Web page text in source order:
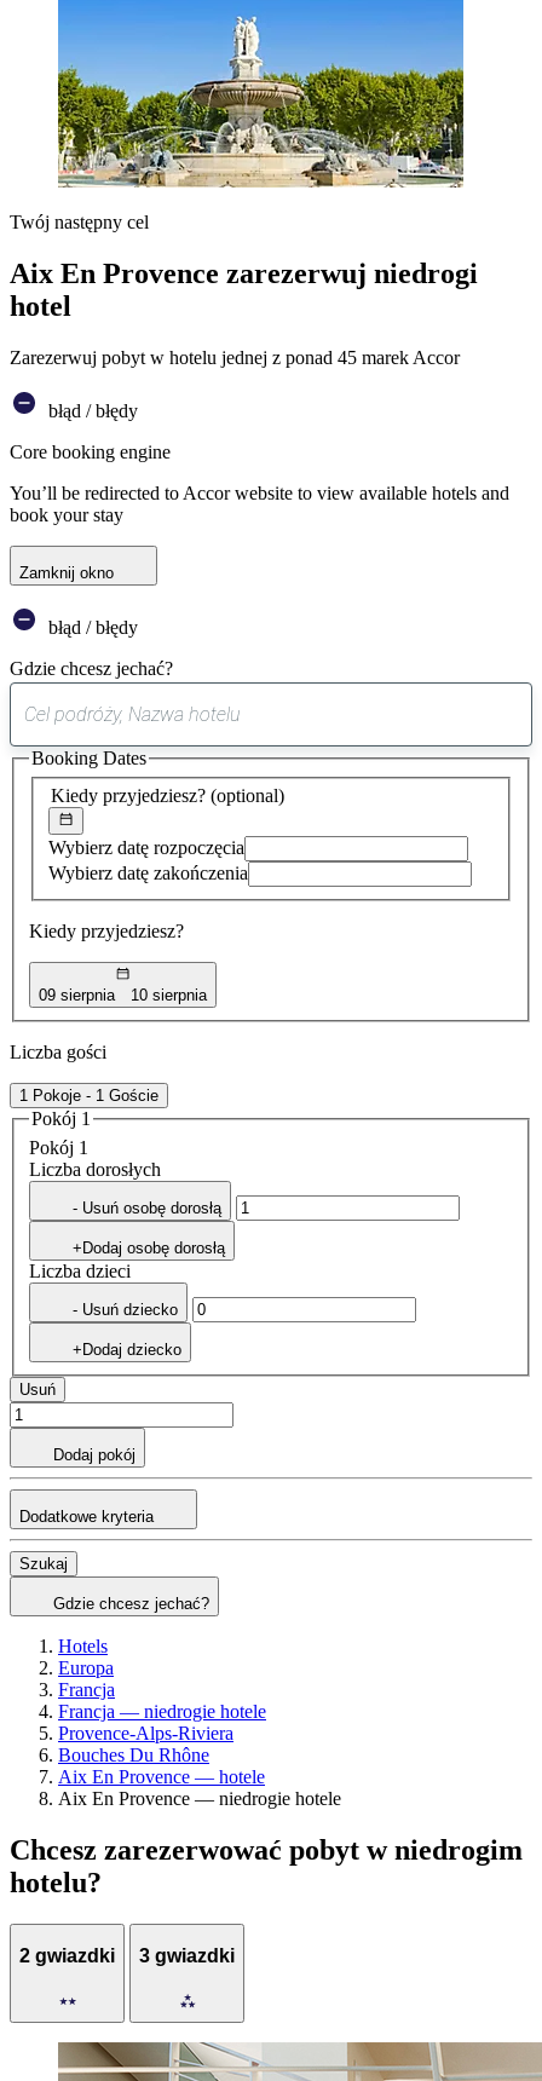
Twój następny cel
Aix En Provence zarezerwuj niedrogi
hotel
Zarezerwuj pobyt w hotelu jednej z ponad 45 marek Accor
błąd / błędy
Core booking engine
You’ll be redirected to Accor website to view available hotels and
book your stay
Zamknij okno
błąd / błędy
Gdzie chcesz jechać?
sugestia
została
znaleziona
Kiedy przyjedziesz? (optional)
Wybierz datę rozpoczęcia
Wybierz datę zakończenia
Kiedy przyjedziesz?
09 sierpnia 10 sierpnia
Booking Dates
Liczba gości
1 Pokoje - 1 Goście
Pokój 1
Pokój 1
Liczba dorosłych
- Usuń osobę dorosłą
+Dodaj osobę dorosłą
Liczba dzieci
- Usuń dziecko
+Dodaj dziecko
Usuń
Dodaj pokój
Dodatkowe kryteria
Szukaj
Gdzie chcesz jechać?
Hotels
Europa
Francja
Francja — niedrogie hotele
Provence-Alps-Riviera
Bouches Du Rhône
Aix En Provence — hotele
Aix En Provence — niedrogie hotele
Chcesz zarezerwować pobyt w niedrogim
hotelu?
2 gwiazdki 3 gwiazdki